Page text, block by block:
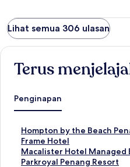
Lihat semua 306 ulasan
Terus
Penginapan
Hompton by the Beach
T
a
u
t
Frame Hotel
T
a
u
Macalister Hotel Managed
T
a
Parkroyal Penang Resort
T